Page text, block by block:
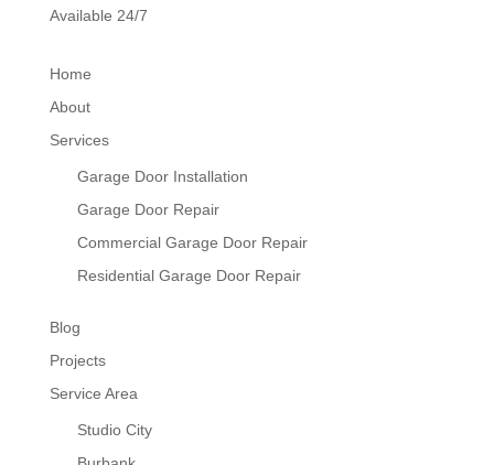
Available 24/7
Home
About
Services
Garage Door Installation
Garage Door Repair
Commercial Garage Door Repair
Residential Garage Door Repair
Blog
Projects
Service Area
Studio City